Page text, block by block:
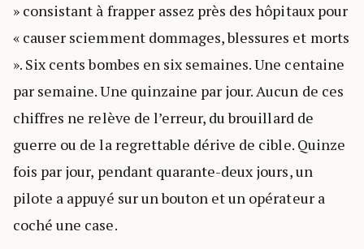
» consistant à frapper assez près des hôpitaux pour
« causer sciemment dommages, blessures et morts
». Six cents bombes en six semaines. Une centaine
par semaine. Une quinzaine par jour. Aucun de ces
chiffres ne relève de l’erreur, du brouillard de
guerre ou de la regrettable dérive de cible. Quinze
fois par jour, pendant quarante-deux jours, un
pilote a appuyé sur un bouton et un opérateur a
coché une case.